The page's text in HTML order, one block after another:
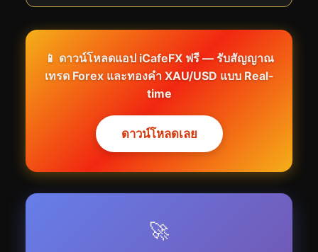
📱 ดาวน์โหลดแอป iCafeFX ฟรี — รับสัญญาณ
เทรด Forex และทองคำ XAU/USD แบบ Real-
time
ดาวน์โหลดเลย
🚀